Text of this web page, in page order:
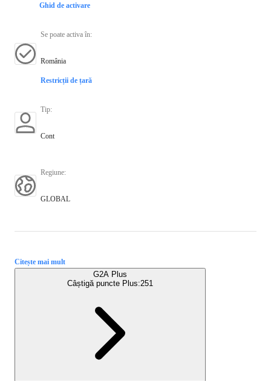
Ghid de activare
Se poate activa în:
România
Restricții de țară
Tip:
Cont
Regiune:
GLOBAL
Citește mai mult
G2A Plus
Câștigă puncte Plus:251